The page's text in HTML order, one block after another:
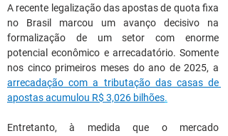
A recente legalização das apostas de quota fixa
no Brasil marcou um avanço decisivo na
formalização de um setor com enorme
potencial econômico e arrecadatório. Somente
arrecadação com a tributação das casas de
apostas acumulou R$ 3,026 bilhões.
Entretanto, à medida que o mercado